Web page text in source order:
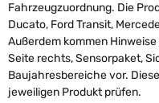
Fahrzeugzuordnung. Die
Ducato, Ford Transit,
Außerdem kommen
Seite rechts, Sensorpaket,
Baujahresbereiche vor.
jeweiligen Produkt prüfen.